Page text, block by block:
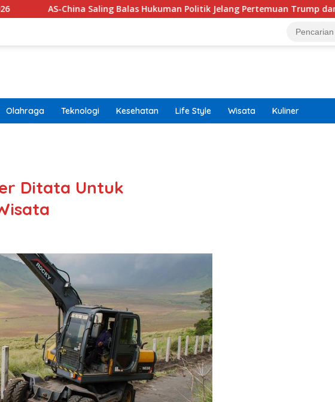
Saling Balas Hukuman Politik Jelang Pertemuan Trump dan Xi Jinping
Olahraga Teknologi Kesehatan Life Style Wisata Kuliner
Ditata Untuk